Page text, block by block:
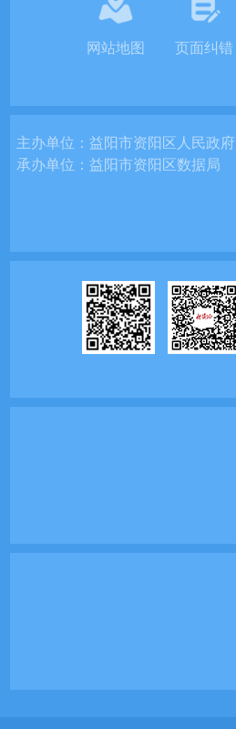
网站地图 页面纠错
主办单位：益阳市资阳区人民政
承办单位：益阳市资阳区数据局